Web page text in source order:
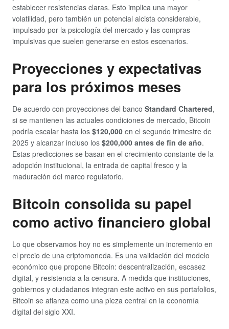
establecer resistencias claras. Esto implica una mayor
volatilidad, pero también un potencial alcista considerable,
impulsado por la psicología del mercado y las compras
impulsivas que suelen generarse en estos escenarios.
Proyecciones y expectativas
para los próximos meses
De acuerdo con proyecciones del banco Standard Chartered,
si se mantienen las actuales condiciones de mercado, Bitcoin
podría escalar hasta los $120,000 en el segundo trimestre de
2025 y alcanzar incluso los $200,000 antes de fin de año.
Estas predicciones se basan en el crecimiento constante de la
adopción institucional, la entrada de capital fresco y la
maduración del marco regulatorio.
Bitcoin consolida su papel
como activo financiero global
Lo que observamos hoy no es simplemente un incremento en
el precio de una criptomoneda. Es una validación del modelo
económico que propone Bitcoin: descentralización, escasez
digital, y resistencia a la censura. A medida que instituciones,
gobiernos y ciudadanos integran este activo en sus portafolios,
Bitcoin se afianza como una pieza central en la economía
digital del siglo XXI.